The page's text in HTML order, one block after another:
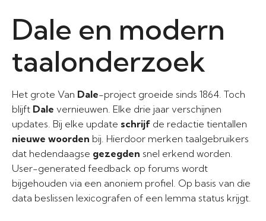
Dale en modern
taalonderzoek
Het grote Van Dale-project groeide sinds 1864. Toch
blijft Dale vernieuwen. Elke drie jaar verschijnen
updates. Bij elke update schrijf de redactie tientallen
nieuwe woorden bij. Hierdoor merken taalgebruikers
dat hedendaagse gezegden snel erkend worden.
User-generated feedback op forums wordt
bijgehouden via een anoniem profiel. Op basis van die
data beslissen lexicografen of een lemma status krijgt.